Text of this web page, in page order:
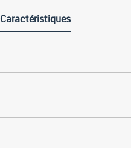
Caractéristiques